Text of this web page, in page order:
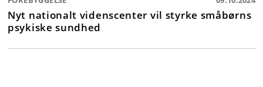
Nyt nationalt videnscenter vil styrke småbørns
psykiske sundhed